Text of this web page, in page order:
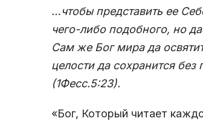
…чтобы представить ее
чего-либо подобного, но
Сам же Бог мира да
целости да сохранится
(1Фесс.5:23).
«Бог, Который читает